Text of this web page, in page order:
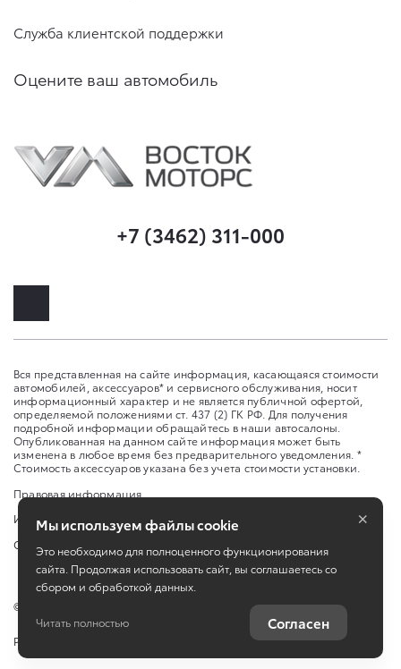
Служба клиентской поддержки
Оцените ваш автомобиль
+7 (3462) 311-000
Вся представленная на сайте информация, касающаяся стоимости
автомобилей, аксессуаров* и сервисного обслуживания, носит
информационный характер и не является публичной офертой,
определяемой положениями ст. 437 (2) ГК РФ. Для получения
подробной информации обращайтесь в наши автосалоны.
Опубликованная на данном сайте информация может быть
изменена в любое время без предварительного уведомления. *
Стоимость аксессуаров указана без учета стоимости установки.
Правовая информация
Изменить настройку cookies
Сбросить cookie
©
Работает на технологиях
Мы используем файлы cookie
Это необходимо для полноценного функционирования
сайта. Продолжая использовать сайт, вы соглашаетесь со
сбором и обработкой данных.
Читать полностью Согласен
×